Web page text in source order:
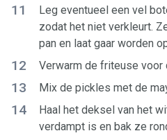
11
Leg eventueel een vel
zodat het niet verkleurt.
pan en laat gaar worden
12 Verwarm de friteuse voor
13 Mix de pickles met de
14
Haal het deksel van het
verdampt is en bak ze